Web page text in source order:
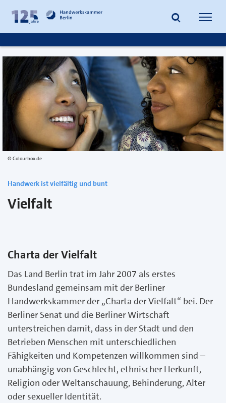
Inhalt
springen
Fußzeile
springen
Suche
Colourbox.de
Handwerk ist vielfältig und bunt
Vielfalt
Charta der Vielfalt
Das Land Berlin trat im Jahr 2007 als erstes
Bundesland gemeinsam mit der Berliner
Handwerkskammer der „Charta der Vielfalt“ bei. Der
Berliner Senat und die Berliner Wirtschaft
unterstreichen damit, dass in der Stadt und den
Betrieben Menschen mit unterschiedlichen
Fähigkeiten und Kompetenzen willkommen sind –
unabhängig von Geschlecht, ethnischer Herkunft,
Religion oder Weltanschauung, Behinderung, Alter
oder sexueller Identität.